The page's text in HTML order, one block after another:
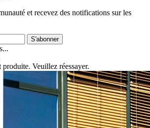
et recevez des notifications sur les
S'abonner
produite. Veuillez réessayer.